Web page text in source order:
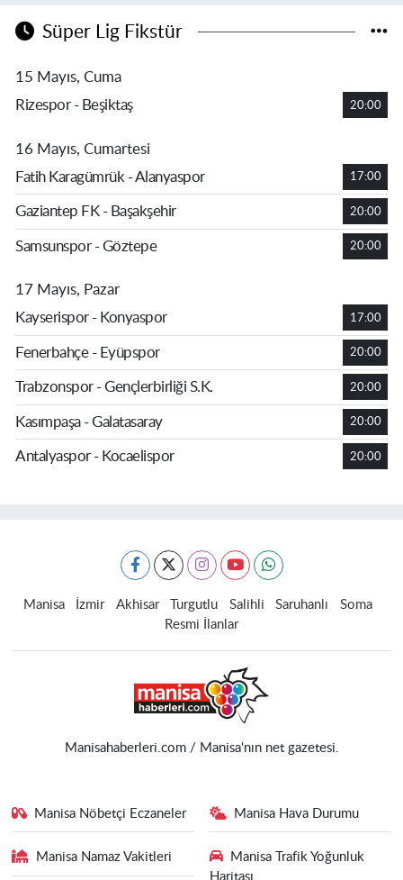
Süper Lig Fikstür
15 Mayıs, Cuma
Rizespor - Beşiktaş
20:00
16 Mayıs, Cumartesi
Fatih Karagümrük - Alanyaspor
17:00
Gaziantep FK - Başakşehir 20:00
Samsunspor - Göztepe 20:00
17 Mayıs, Pazar
Kayserispor - Konyaspor
17:00
Fenerbahçe - Eyüpspor 20:00
Trabzonspor - Gençlerbirliği S.K. 20:00
Kasımpaşa - Galatasaray 20:00
Antalyaspor - Kocaelispor 20:00
Manisa İzmir Akhisar Turgutlu Salihli Saruhanlı
Soma
Resmi İlanlar
Manisahaberleri.com / Manisa'nın net gazetesi.
Manisa Nöbetçi Eczaneler Manisa Hava Durumu
Manisa Namaz Vakitleri
Manisa Trafik Yoğunluk
Haritası